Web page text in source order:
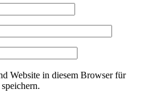
Website in diesem Browser für